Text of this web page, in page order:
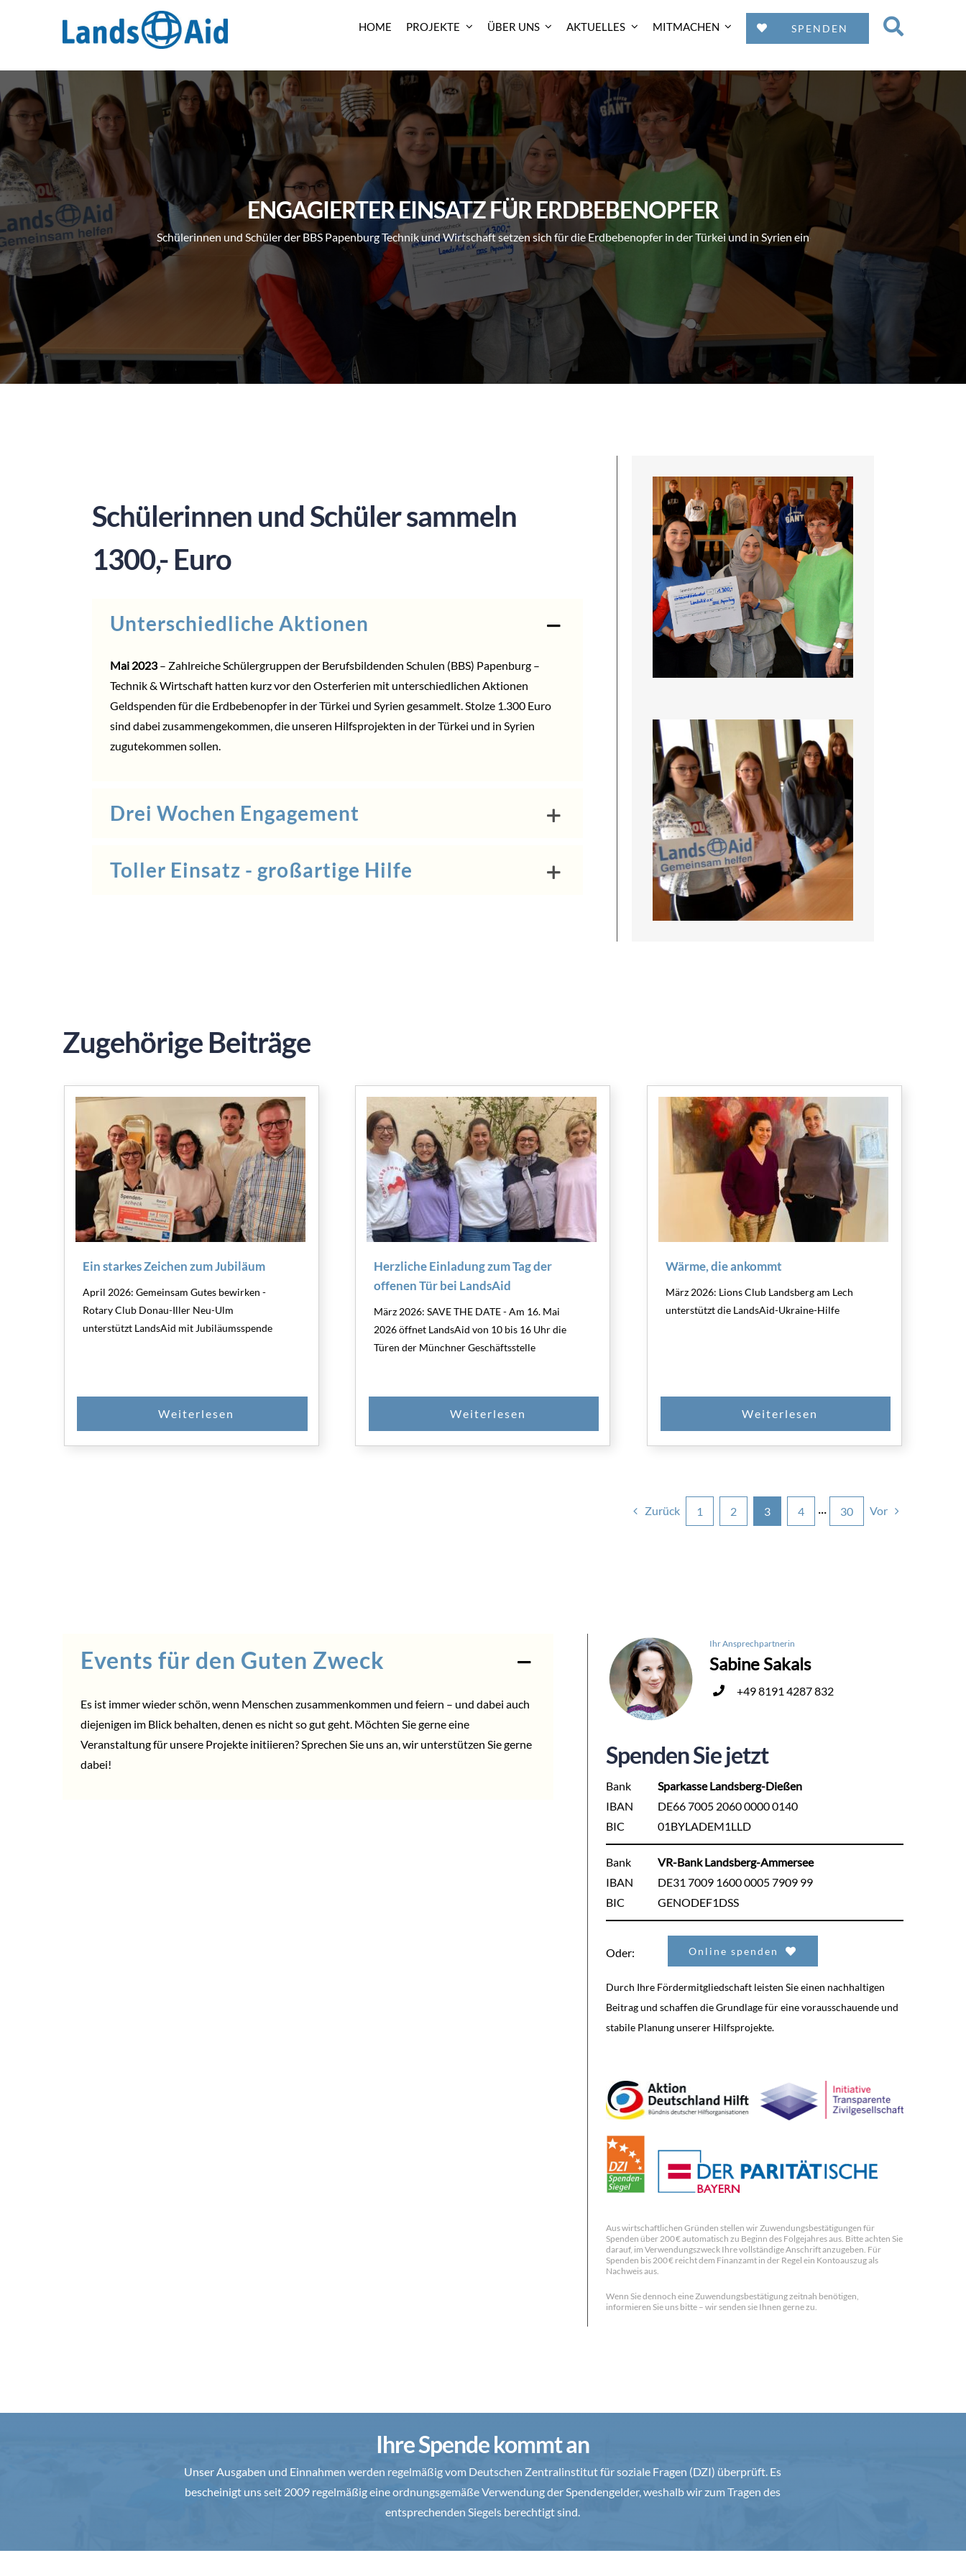
HOME PROJEKTE ÜBER UNS AKTUELLES MITMACHEN SPENDEN
ENGAGIERTER EINSATZ FÜR ERDBEBENOPFER
Schülerinnen und Schüler der BBS Papenburg Technik und Wirtschaft setzen sich für die Erdbebenopfer in der Türkei und in Syrien ein
Schülerinnen und Schüler sammeln
1300,- Euro
Unterschiedliche Aktionen
Mai 2023– Zahlreiche Schülergruppen der Berufsbildenden Schulen (BBS) Papenburg –
Technik & Wirtschaft hatten kurz vor den Osterferien mit unterschiedlichen Aktionen
Geldspenden für die Erdbebenopfer in der Türkei und Syrien gesammelt. Stolze 1.300 Euro
sind dabei zusammengekommen, die unseren Hilfsprojekten in der Türkei und in Syrien
zugutekommen sollen.
Drei Wochen Engagement
Toller Einsatz - großartige Hilfe
Zugehörige Beiträge
Ein starkes Zeichen zum Jubiläum
April 2026: Gemeinsam Gutes bewirken -
Rotary Club Donau-Iller Neu-Ulm
unterstützt LandsAid mit Jubiläumsspende
Herzliche Einladung zum Tag der
offenen Tür bei LandsAid
März 2026: SAVE THE DATE - Am 16. Mai
2026 öffnet LandsAid von 10 bis 16 Uhr die
Türen der Münchner Geschäftsstelle
Wärme, die ankommt
März 2026: Lions Club Landsberg am Lech
unterstützt die LandsAid-Ukraine-Hilfe
Zurück 1 2 3 4 ··· 30 Vor
Events für den Guten Zweck
Es ist immer wieder schön, wenn Menschen zusammenkommen und feiern – und dabei auch
diejenigen im Blick behalten, denen es nicht so gut geht. Möchten Sie gerne eine
Veranstaltung für unsere Projekte initiieren? Sprechen Sie uns an, wir unterstützen Sie gerne
dabei!
Ihr Ansprechpartnerin
Sabine Sakals
+49 8191 4287 832
Spenden Sie jetzt
Bank
IBAN
BIC
Sparkasse Landsberg-Dießen
DE66 7005 2060 0000 0140
01BYLADEM1LLD
Bank
IBAN
BIC
VR-Bank Landsberg-Ammersee
DE31 7009 1600 0005 7909 99
GENODEF1DSS
Oder: Online spenden
Durch Ihre Fördermitgliedschaft leisten Sie einen nachhaltigen
Beitrag und schaffen die Grundlage für eine vorausschauende und
stabile Planung unserer Hilfsprojekte.
Aus wirtschaftlichen Gründen stellen wir Zuwendungsbestätigungen für
Spenden über 200 € automatisch zu Beginn des Folgejahres aus. Bitte achten Sie
darauf, im Verwendungszweck Ihre vollständige Anschrift anzugeben. Für
Spenden bis 200 € reicht dem Finanzamt in der Regel ein Kontoauszug als
Nachweis aus.
Wenn Sie dennoch eine Zuwendungsbestätigung zeitnah benötigen,
informieren Sie uns bitte – wir senden sie Ihnen gerne zu.
Ihre Spende kommt an
Unser Ausgaben und Einnahmen werden regelmäßig vom Deutschen Zentralinstitut für soziale Fragen (DZI) überprüft. Es
bescheinigt uns seit 2009 regelmäßig eine ordnungsgemäße Verwendung der Spendengelder, weshalb wir zum Tragen des
entsprechenden Siegels berechtigt sind.